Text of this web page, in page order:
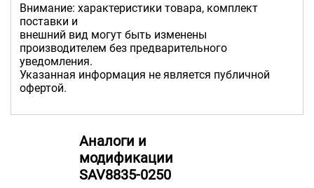
Внимание: характеристики товара, комплект
поставки и
внешний вид могут быть изменены
производителем без предварительного
уведомления.
Указанная информация не является публичной
офертой.
Аналоги и
модификации
SAV8835-0250